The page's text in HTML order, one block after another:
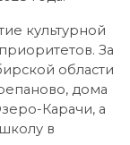
культурной
За
области
дома
Карачи, а
в